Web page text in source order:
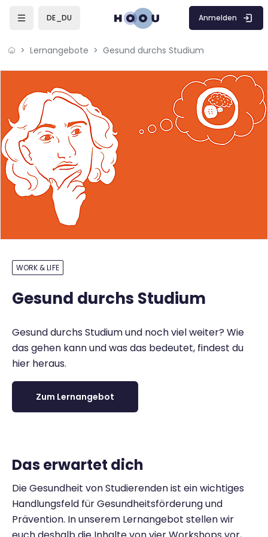
DE_DU Anmelden
Lernangebote Gesund durchs Studium
WORK & LIFE
Gesund durchs Studium
Gesund durchs Studium und noch viel weiter? Wie
das gehen kann und was das bedeutet, findest du
hier heraus.
Zum Lernangebot
Das erwartet dich
Die Gesundheit von Studierenden ist ein wichtiges
Handlungsfeld für Gesundheitsförderung und
Prävention. In unserem Lernangebot stellen wir